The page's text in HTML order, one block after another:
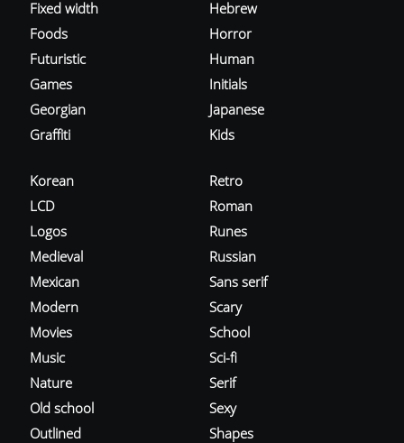
Fixed width
Foods
Futuristic
Games
Georgian
Graffiti
Hebrew
Horror
Human
Initials
Japanese
Kids
Korean
LCD
Logos
Medieval
Mexican
Modern
Movies
Music
Nature
Old school
Outlined
Retro
Roman
Runes
Russian
Sans serif
Scary
School
Sci-fi
Serif
Sexy
Shapes